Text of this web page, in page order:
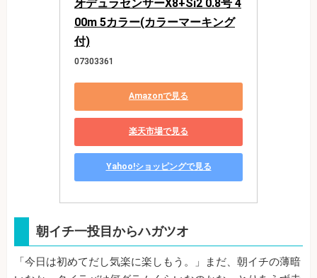
牙デュラセンサーX8+Si2 0.8号 4
00m 5カラー(カラーマーキング
付)
07303361
Amazonで見る
楽天市場で見る
Yahoo!ショッピングで見る
朝イチ一投目からハガツオ
「今日は初めてだし気楽に楽しもう。」まだ、朝イチの薄暗